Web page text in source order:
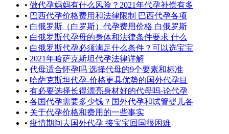
• 做代孕妈妈有什么风险？2021年代孕补偿有多
• 巴西代孕价格费用和法律限制 巴西代孕各项
• 白俄罗斯（白罗斯）代孕费用价格 白俄罗斯
• 白俄罗斯代孕母的身体和法律条件要求 什么
• 白俄罗斯代孕必须满足什么条件？可以选宝宝
• 2021年哈萨克斯坦代孕法律详解
• 代母适合怀孕吗 选择代母的9个要素和标准
• 哈萨克斯坦代孕-价格更具优势的国外代孕目
• 有必要选择长得漂亮身材好的代母吗-论代孕
• 各国代孕需要多少钱？国外代孕和试管婴儿各
• 关于代孕价格和费用的一些事实
• 疫情期间去国外代孕 接宝宝回国很困难